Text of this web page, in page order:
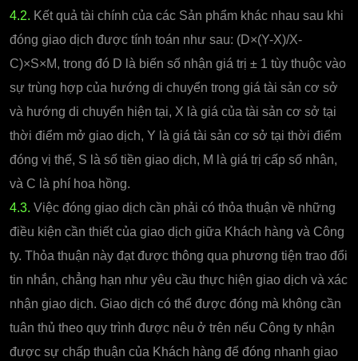
4.2. Kết quả tài chính của các Sản phẩm khác nhau sau khi
đóng giao dịch được tính toán như sau: (D×(Y-X)/X-
C)×S×M, trong đó D là biến số nhận giá trị ± 1 tùy thuộc vào
sự trùng hợp của hướng di chuyển trong giá tài sản cơ sở
và hướng di chuyển hiện tại, X là giá của tài sản cơ sở tại
thời điểm mở giao dịch, Y là giá tài sản cơ sở tại thời điểm
đóng vị thế, S là số tiền giao dịch, M là giá trị cấp số nhân,
và C là phí hoa hồng.
4.3. Việc đóng giao dịch cần phải có thỏa thuận về những
điều kiện cần thiết của giao dịch giữa Khách hàng và Công
ty. Thỏa thuận này đạt được thông qua phương tiện trao đổi
tin nhắn, chẳng hạn như yêu cầu thực hiện giao dịch và xác
nhận giao dịch. Giao dịch có thể được đóng mà không cần
tuân thủ theo quy trình được nêu ở trên nếu Công ty nhận
được sự chấp thuận của Khách hàng để đóng nhanh giao